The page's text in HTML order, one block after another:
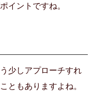
イントですね。
少しアプローチすれ
ともありますよね。